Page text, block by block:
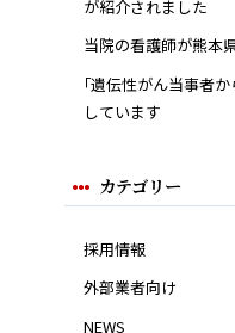
が紹介されました
当院の看護師が熊本
｢遺伝性がん当事者
しています
カテゴリー
採用情報
外部業者向け
NEWS